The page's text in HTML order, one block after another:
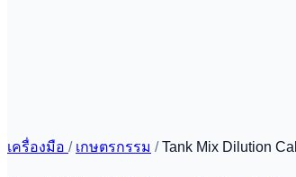
เครื่องมือ / เกษตรกรรม / Tank Mix Dilution